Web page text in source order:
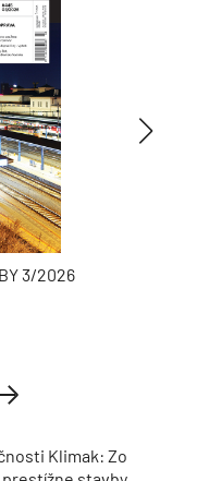
3/2026
Klimak: Zo